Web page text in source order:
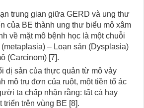
trung gian giữa GERD và ung thư
của BE thành ung thư biểu mô xâm
về mặt mô bệnh học là một chuỗi
– Loạn sản (Dysplasia)
(Carcinom) [7].
dị sản của thực quản từ mô vảy
mô trụ đơn của ruột, một tiền tố ác
ta chấp nhận rằng: tất cả hay
triển trên vùng BE [8].